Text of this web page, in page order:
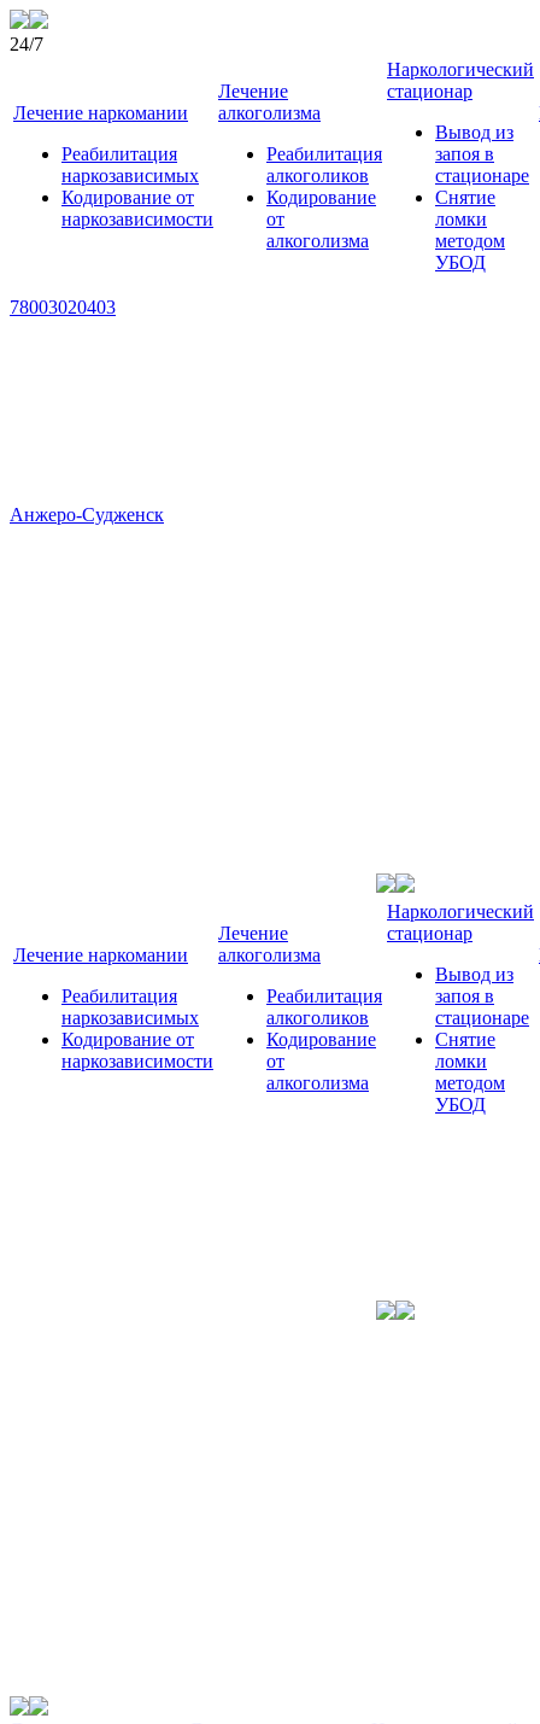
24/7
Лечение наркомании
Реабилитация
наркозависимых
Кодирование от
наркозависимости
Лечение
алкоголизма
Реабилитация
алкоголиков
Кодирование
от
алкоголизма
Наркологический
стационар
Вывод из
запоя в
стационаре
Снятие
ломки
методом
УБОД
78003020403
Анжеро-Судженск
Лечение наркомании
Реабилитация
наркозависимых
Кодирование от
наркозависимости
Лечение
алкоголизма
Реабилитация
алкоголиков
Кодирование
от
алкоголизма
Наркологический
стационар
Вывод из
запоя в
стационаре
Снятие
ломки
методом
УБОД